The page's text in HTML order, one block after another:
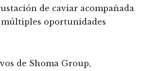
de caviar acompañada
múltiples oportunidades
de Shoma Group,